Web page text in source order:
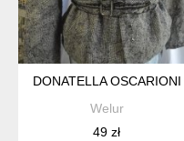
DONATELLA OSCARIONI
Welur
49 zł